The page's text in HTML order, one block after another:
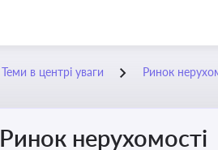
Теми в центрі уваги Ринок
Ринок нерухомості